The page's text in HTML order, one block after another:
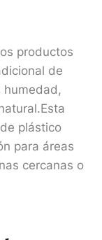
productos
de
humedad,
plástico
para áreas
cercanas o